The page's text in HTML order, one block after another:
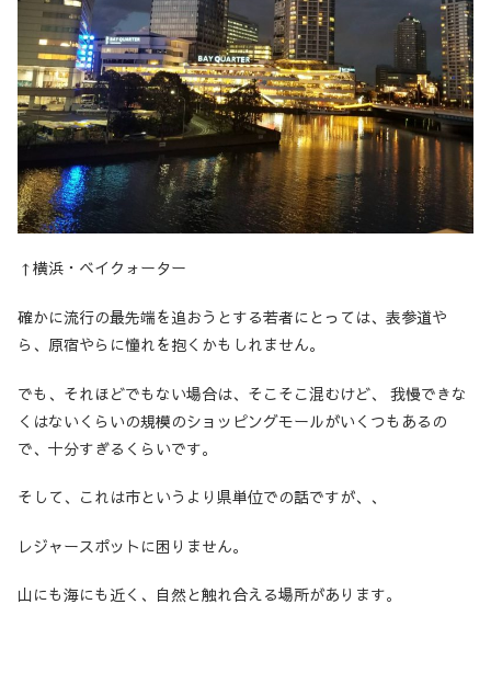
↑横浜・ベイクォーター
確かに流行の最先端を追おうとする若者にとっては、表参道や
ら、原宿やらに憧れを抱くかもしれません。
でも、それほどでもない場合は、そこそこ混むけど、 我慢できな
くはないくらいの規模のショッピングモールがいくつもあるの
で、十分すぎるくらいです。
そして、これは市というより県単位での話ですが、、
レジャースポットに困りません。
山にも海にも近く、自然と触れ合える場所があります。